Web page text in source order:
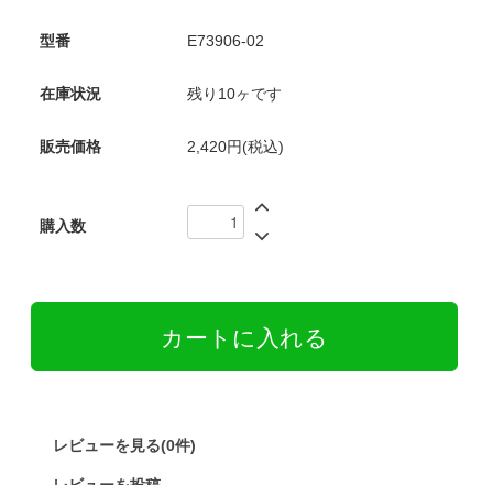
型番 E73906-02
在庫状況 残り10ヶです
販売価格 2,420円(税込)
購入数
レビューを見る(0件)